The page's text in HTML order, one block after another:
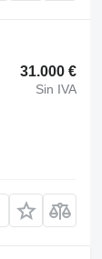
31.000 €
Sin IVA